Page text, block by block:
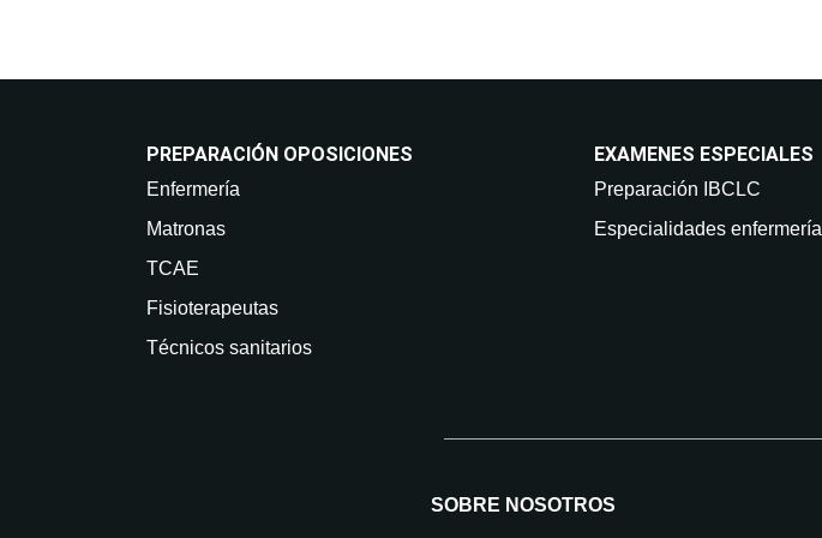
PREPARACIÓN OPOSICIONES
Enfermería
Matronas
TCAE
Fisioterapeutas
Técnicos sanitarios
EXAMENES ESPECIALES
Preparación IBCLC
Especialidades enfermería
SOBRE NOSOTROS